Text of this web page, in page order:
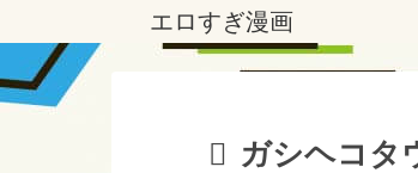
エロすぎ漫画
ガシヘコタ